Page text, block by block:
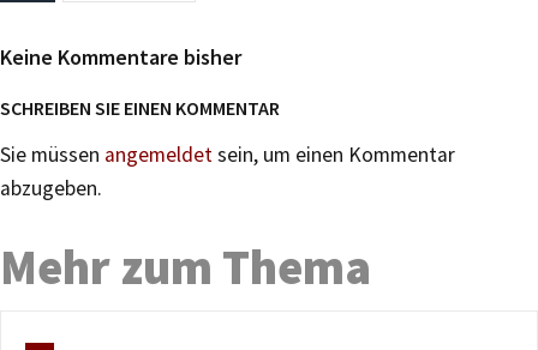
Keine Kommentare bisher
SCHREIBEN SIE EINEN KOMMENTAR
Sie müssen angemeldetsein, um einen Kommentar
abzugeben.
Mehr zum Thema